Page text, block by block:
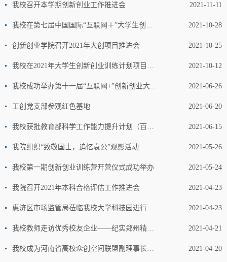
我校召开本学期创新创业工作推进会 2021-11-11
我校在第七届中国国际“互联网＋”大学生创新创业大赛河南赛区选拔赛获得新突破 2021-10-28
创新创业学院召开2021年大创项目推进会 2021-10-25
我校在2021年大学生创新创业训练计划项目立项工作中取得佳绩 2021-10-12
我校成功举办第十一届“互联网+”创新创业大赛 暨第七届中国国际“互联网+”创新创业大赛校级选拔赛 2021-06-26
工创党支部参观红色基地 2021-06-20
我校获批教育部科学工作能力提升计划（百千万工程）项目建设院校 2021-06-15
我院组织“致敬国士，追忆袁公”观影活动 2021-05-26
我校第一期创新创业训练营开营仪式成功举办 2021-05-24
我院召开2021年本科合格评估工作推进会 2021-04-23
惠济区市场监管局莅临我校大学科技园进行指导工作 2021-04-23
我校教师走访优秀校友企业——纪实郑州精铖能源技术有限公司 2021-04-21
我校成为河南省高校众创空间联盟副理事长成员单位 2021-04-20